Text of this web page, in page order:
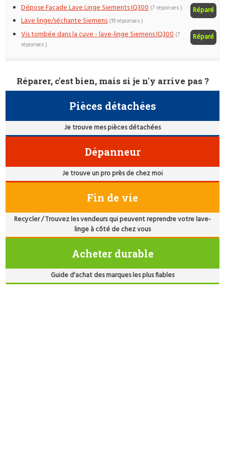
Dépose Façade Lave Linge Siements IQ300 Réparé
(7 réponses )
Lave linge/séchante Siemens (19 réponses )
Vis tombée dans la cuve - lave-linge Siemens IQ300 Réparé
(7
réponses )
Réparer, c'est bien, mais si je n'y arrive pas ?
Pièces détachées
Je trouve mes pièces détachées
Dépanneur
Je trouve un pro près de chez moi
Fin de vie
Recycler / Trouvez les vendeurs qui peuvent reprendre votre lave-
linge à côté de chez vous
Acheter durable
Guide d'achat des marques les plus fiables